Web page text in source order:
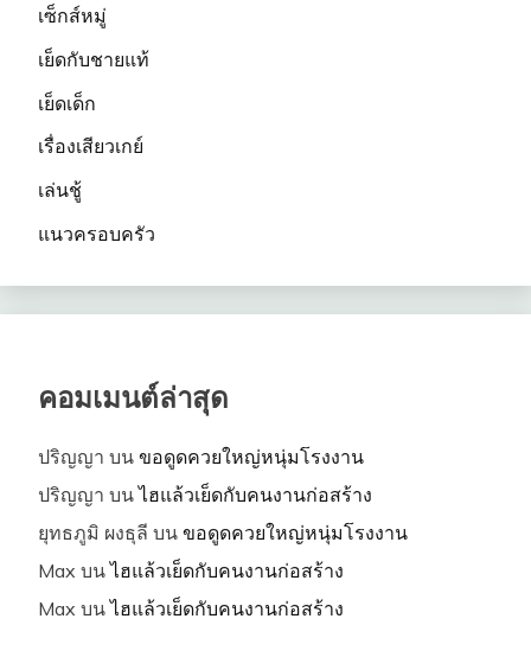
เซ็กส์หมู่
เย็ดกับชายแท้
เย็ดเด็ก
เรื่องเสียวเกย์
เล่นชู้
แนวครอบครัว
คอมเมนต์ล่าสุด
ปริญญา บน ขอดูดควยใหญ่หนุ่มโรงงาน
ปริญญา บนไฮแล้วเย็ดกับคนงานก่อสร้าง
ยุทธภูมิ ผงธุลี บน ขอดูดควยใหญ่หนุ่มโรงงาน
Max บนไฮแล้วเย็ดกับคนงานก่อสร้าง
Max บนไฮแล้วเย็ดกับคนงานก่อสร้าง